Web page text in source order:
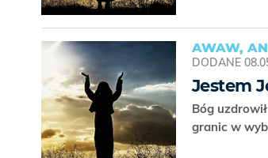
AWAW,
DODANE
Jestem
Bóg
granic w